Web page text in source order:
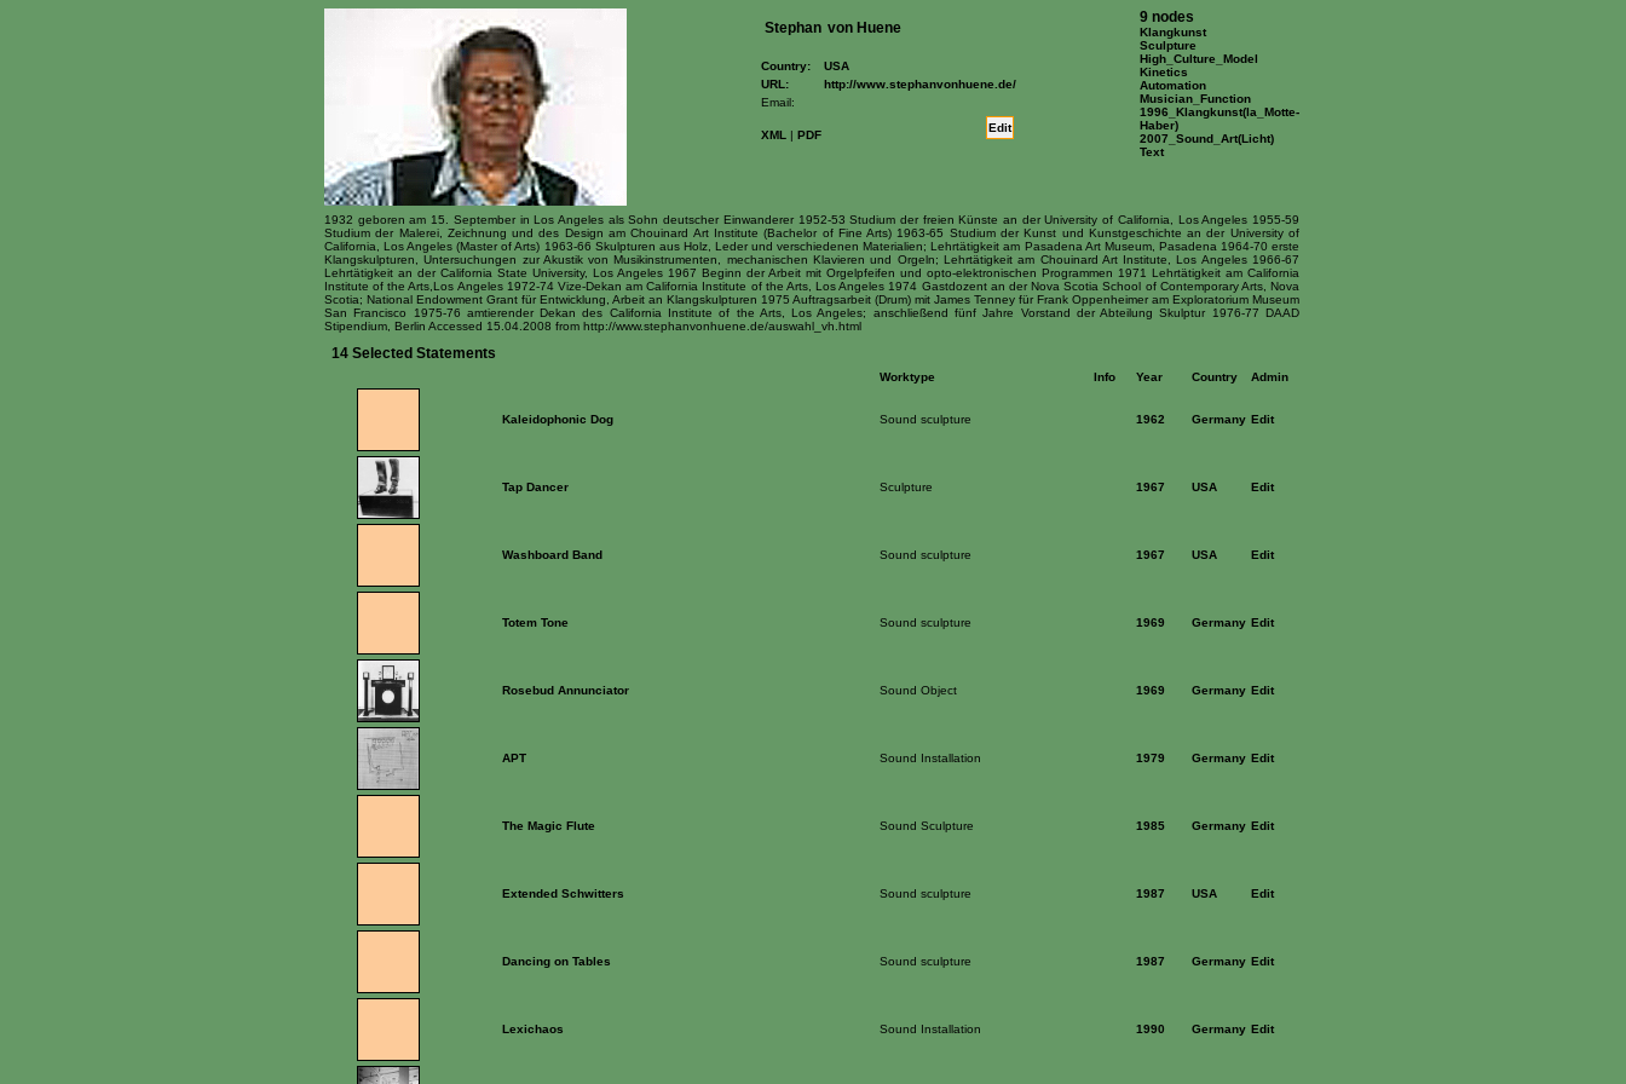
Stephan von Huene
Country:
USA
URL:
http://www.stephanvonhuene.de/
Email:
XML | PDF
Edit
9 nodes
Klangkunst
Sculpture
High_Culture_Model
Kinetics
Automation
Musician_Function
1996_Klangkunst(la_Motte-
Haber)
2007_Sound_Art(Licht)
Text
1932 geboren am 15. September in Los Angeles als Sohn deutscher Einwanderer 1952-53 Studium der freien Künste an der University of California, Los Angeles 1955-59
Studium der Malerei, Zeichnung und des Design am Chouinard Art Institute (Bachelor of Fine Arts) 1963-65 Studium der Kunst und Kunstgeschichte an der University of
California, Los Angeles (Master of Arts) 1963-66 Skulpturen aus Holz, Leder und verschiedenen Materialien; Lehrtätigkeit am Pasadena Art Museum, Pasadena 1964-70 erste
Klangskulpturen, Untersuchungen zur Akustik von Musikinstrumenten, mechanischen Klavieren und Orgeln; Lehrtätigkeit am Chouinard Art Institute, Los Angeles 1966-67
Lehrtätigkeit an der California State University, Los Angeles 1967 Beginn der Arbeit mit Orgelpfeifen und opto-elektronischen Programmen 1971 Lehrtätigkeit am California
Institute of the Arts,Los Angeles 1972-74 Vize-Dekan am California Institute of the Arts, Los Angeles 1974 Gastdozent an der Nova Scotia School of Contemporary Arts, Nova
Scotia; National Endowment Grant für Entwicklung, Arbeit an Klangskulpturen 1975 Auftragsarbeit (Drum) mit James Tenney für Frank Oppenheimer am Exploratorium Museum
San Francisco 1975-76 amtierender Dekan des California Institute of the Arts, Los Angeles; anschließend fünf Jahre Vorstand der Abteilung Skulptur 1976-77 DAAD
Stipendium, Berlin Accessed 15.04.2008 from http://www.stephanvonhuene.de/auswahl_vh.html
14 Selected Statements
Worktype Info Year Country Admin
Kaleidophonic Dog Sound sculpture 1962 Germany Edit
Tap Dancer Sculpture 1967 USA Edit
Washboard Band Sound sculpture 1967 USA Edit
Totem Tone Sound sculpture 1969 Germany Edit
Rosebud Annunciator Sound Object 1969 Germany Edit
APT Sound Installation 1979 Germany Edit
The Magic Flute Sound Sculpture 1985 Germany Edit
Extended Schwitters Sound sculpture 1987 USA Edit
Dancing on Tables Sound sculpture 1987 Germany Edit
Lexichaos Sound Installation 1990 Germany Edit